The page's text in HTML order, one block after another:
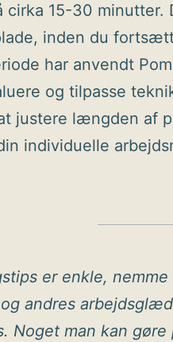
cirka 15-30
inden du
har anvendt
og tilpasse
justere længden af
individuelle
er enkle,
andres
Noget man kan